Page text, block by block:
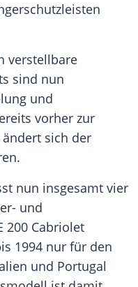
verstellbare
sind nun
und
vorher zur
ändert sich der
nun insgesamt vier
und
200 Cabriolet
1994 nur für den
und Portugal